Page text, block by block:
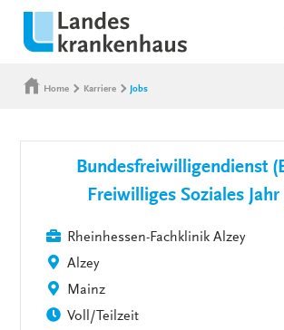
Home Karriere Jobs
Bundesfreiwilligendienst
Freiwilliges Soziales Jahr
Rheinhessen-Fachklinik Alzey
Alzey
Mainz
Voll/Teilzeit